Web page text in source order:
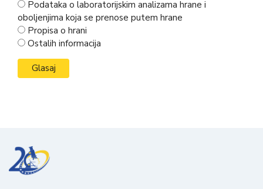
Podataka o laboratorijskim analizama hrane i
oboljenjima koja se prenose putem hrane
Propisa o hrani
Ostalih informacija